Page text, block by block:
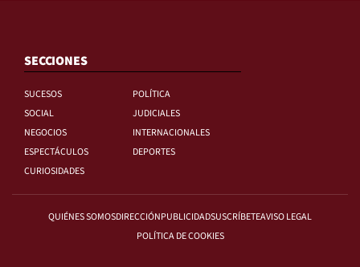
SECCIONES
SUCESOS
POLÍTICA
SOCIAL
JUDICIALES
NEGOCIOS
INTERNACIONALES
ESPECTÁCULOS
DEPORTES
CURIOSIDADES
QUIÉNES SOMOSDIRECCIÓNPUBLICIDADSUSCRÍBETEAVISO LEGAL
POLÍTICA DE COOKIES